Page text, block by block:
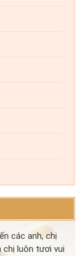
các anh, chị
chị luôn tươi vui